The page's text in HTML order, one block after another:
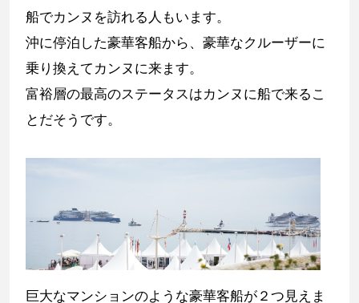
船でカンヌを訪れる人もいます。
沖に停泊した豪華客船から、豪華なクルーザーに
乗り換えてカンヌに来ます。
富裕層の最高のステータスはカンヌに船で来るこ
とだそうです。
巨大なマンションのような豪華客船が２つ見えま